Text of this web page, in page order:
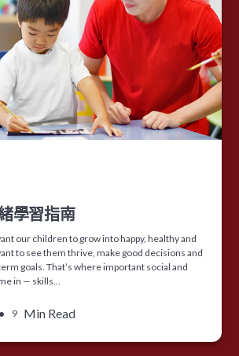
學習指南
our children to grow into happy, healthy and
to see them thrive, make good decisions and
goals. That’s where important social and
in — skills…
• 9 Min Read